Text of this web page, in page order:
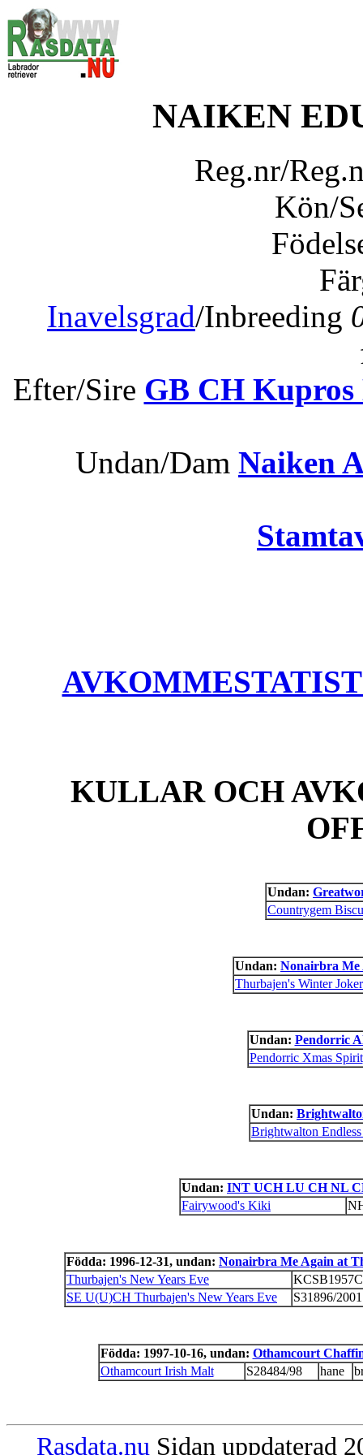
NAIKEN
Reg.nr/
Kön/
Inavelsgrad/Inbreeding
Efter/Sire GB CH
Undan/Dam Naiken
KULLAR OCH
Undan:
Countrygem
Undan: Nonairbra Me
Thurbajen's Winter Joker
Undan: Pendorric
Pendorric Xmas Spirit
Undan:
Brightwalton
Undan: INT UCH LU CH NL
Fairywood's Kiki
Födda: 1996-12-31, undan: Nonairbra Me Again at
Thurbajen's New Years Eve
SE U(U)CH Thurbajen's New Years Eve
S31896/2001
Födda: 1997-10-16, undan: Othamcourt
Othamcourt Irish Malt
S28484/98 hane
Rasdata.nu Sidan uppdaterad